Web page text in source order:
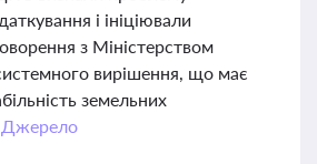
і ініціювали
з Міністерством
вирішення, що має
земельних
Джерело